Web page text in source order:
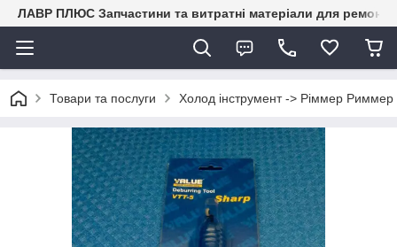
ЛАВР ПЛЮС Запчастини та витратні матеріали для ремонту
Товари та послуги Холод інструмент -> Ріммер